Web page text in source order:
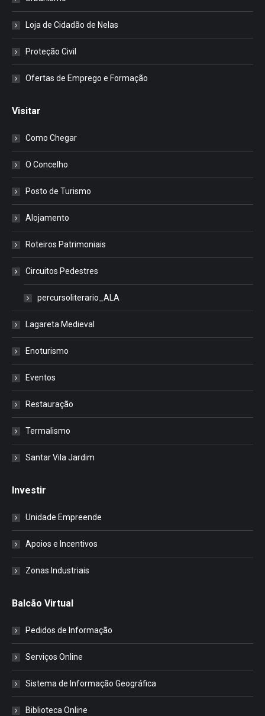
Loja de Cidadão de Nelas
Proteção Civil
Ofertas de Emprego e Formação
Visitar
Como Chegar
O Concelho
Posto de Turismo
Alojamento
Roteiros Patrimoniais
Circuitos Pedestres
percursoliterario_ALA
Lagareta Medieval
Enoturismo
Eventos
Restauração
Termalismo
Santar Vila Jardim
Investir
Unidade Empreende
Apoios e Incentivos
Zonas Industriais
Balcão Virtual
Pedidos de Informação
Serviços Online
Sistema de Informação Geográfica
Biblioteca Online